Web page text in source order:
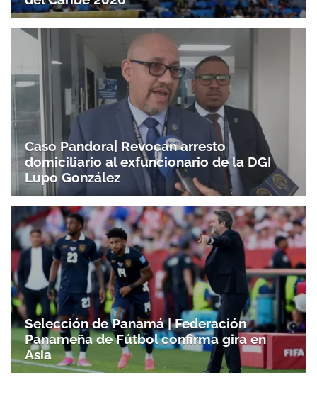
Caso Pandora| Revocan arresto
domiciliario al exfuncionario de la DGI
Lupo González
Selección de Panamá | Federación
Panameña de Fútbol confirma gira en
Asia